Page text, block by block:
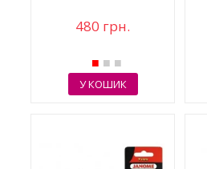
480 грн.
У КОШИК